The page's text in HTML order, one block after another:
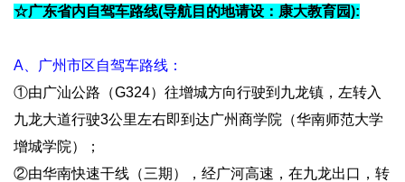
工
作
招
就
☆广东省内自驾车路线(导航目的地请设：康大教育园):
A、广州市区自驾车路线：
①由广汕公路（G324）往增城方向行驶到九龙镇，左转入
九龙大道行驶3公里左右即到达广州商学院（华南师范大学
增城学院）；
②由华南快速干线（三期），经广河高速，在九龙出口，转